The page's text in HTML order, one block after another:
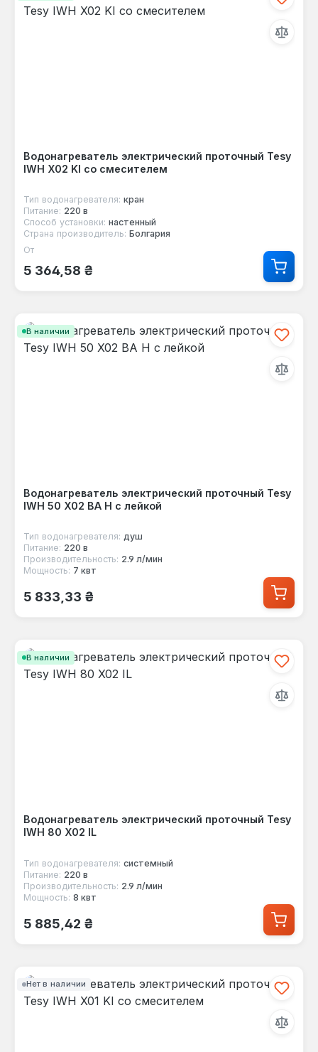
Водонагреватель электрический проточный Tesy
IWH X02 KI со смесителем
Тип водонагревателя: кран
Питание: 220 в
Способ установки: настенный
Страна производитель: Болгария
Обычная цена:
От
5 364,58 ₴
В наличии
Водонагреватель электрический проточный Tesy
IWH 50 X02 BA H с лейкой
Тип водонагревателя: душ
Питание: 220 в
Производительность: 2.9 л/мин
Мощность: 7 квт
Обычная цена:
5 833,33 ₴
В наличии
Водонагреватель электрический проточный Tesy
IWH 80 X02 IL
Тип водонагревателя: системный
Питание: 220 в
Производительность: 2.9 л/мин
Мощность: 8 квт
Обычная цена:
5 885,42 ₴
Нет в наличии